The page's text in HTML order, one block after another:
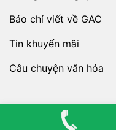
Báo chí viết về GAC
Tin khuyến mãi
Câu chuyện văn hóa